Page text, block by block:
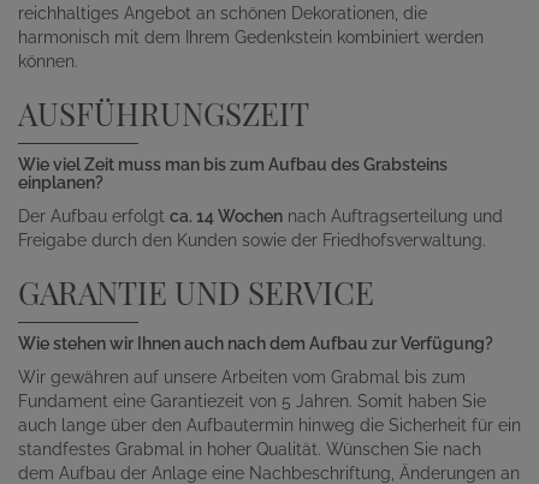
reichhaltiges Angebot an schönen Dekorationen, die
harmonisch mit dem Ihrem Gedenkstein kombiniert werden
können.
AUSFÜHRUNGSZEIT
Wie viel Zeit muss man bis zum Aufbau des Grabsteins
einplanen?
Der Aufbau erfolgt ca. 14 Wochen nach Auftragserteilung und
Freigabe durch den Kunden sowie der Friedhofsverwaltung.
GARANTIE UND SERVICE
Wie stehen wir Ihnen auch nach dem Aufbau zur Verfügung?
Wir gewähren auf unsere Arbeiten vom Grabmal bis zum
Fundament eine Garantiezeit von 5 Jahren. Somit haben Sie
auch lange über den Aufbautermin hinweg die Sicherheit für ein
standfestes Grabmal in hoher Qualität. Wünschen Sie nach
dem Aufbau der Anlage eine Nachbeschriftung, Änderungen an